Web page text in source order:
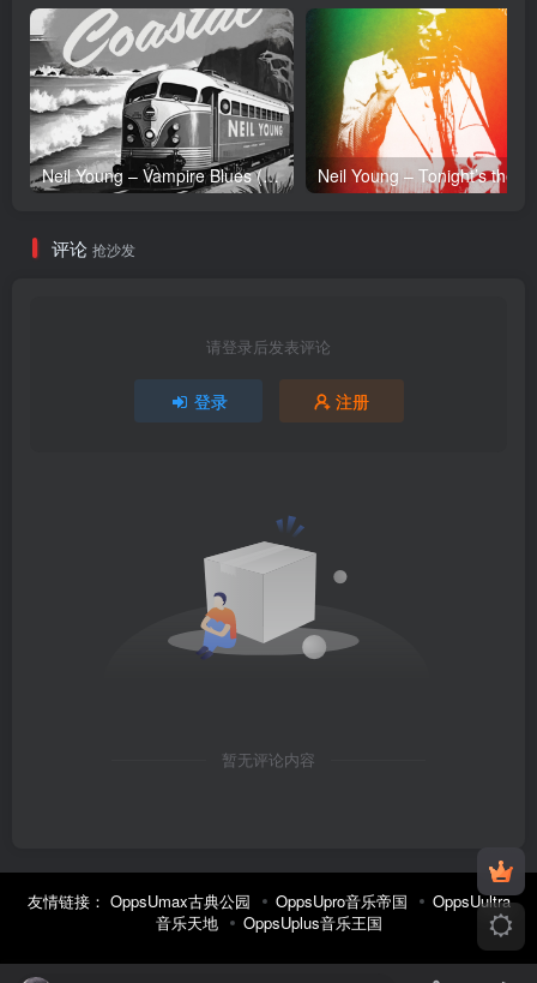
Neil Young – Vampire Blues (Live) – Single(054391239303)【24bit／96.0kHz】土耳其区
评论 抢沙发
请登录后发表评论
登录 注册
暂无评论内容
友情链接： OppsUmax古典公园 OppsUpro音乐帝国
OppsUultra
音乐天地
OppsUplus音乐王国